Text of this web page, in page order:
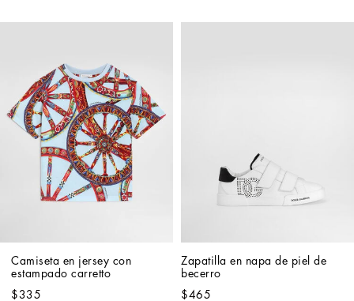
Camiseta en jersey con
estampado carretto
$335
Zapatilla en napa de piel de
becerro
$465